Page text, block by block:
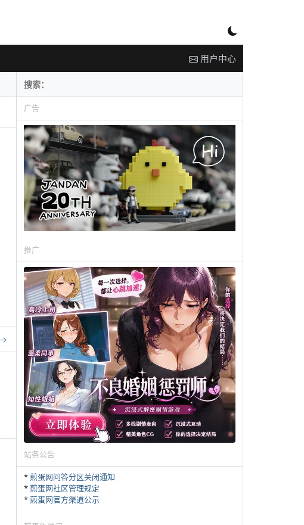
用户中心
广告
推广
站务公告
*煎蛋网问答分区关闭通知
*煎蛋网社区管理规定
*煎蛋网官方渠道公示